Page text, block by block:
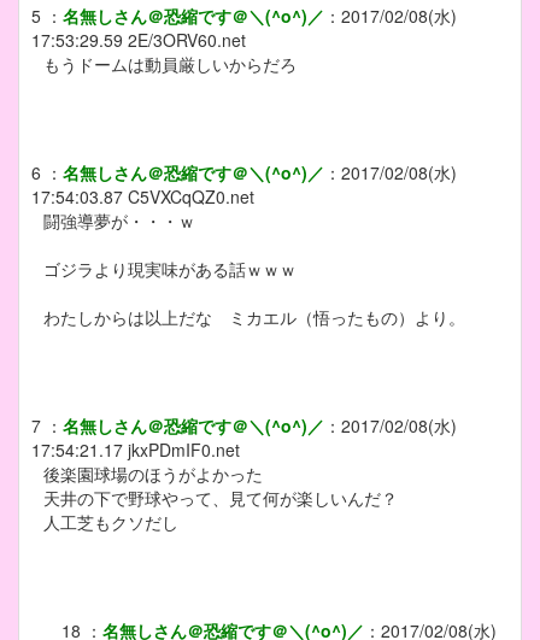
5 ： 名無しさん＠恐縮です＠＼(^o^)／ ： 2017/02/08(水)
17:53:29.59 2E/3ORV60.net
もうドームは動員厳しいからだろ
6 ： 名無しさん＠恐縮です＠＼(^o^)／ ： 2017/02/08(水)
17:54:03.87 C5VXCqQZ0.net
闘強導夢が・・・ｗ
ゴジラより現実味がある話ｗｗｗ
わたしからは以上だな ミカエル（悟ったもの）より。
7 ： 名無しさん＠恐縮です＠＼(^o^)／ ： 2017/02/08(水)
17:54:21.17 jkxPDmIF0.net
後楽園球場のほうがよかった
天井の下で野球やって、見て何が楽しいんだ？
人工芝もクソだし
18 ： 名無しさん＠恐縮です＠＼(^o^)／ ： 2017/02/08(水)